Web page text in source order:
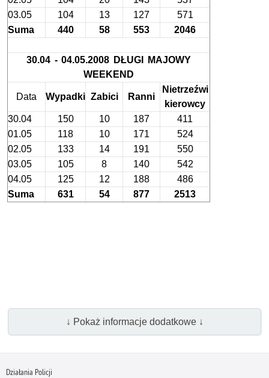
03.05
104 13 127
571
Suma
440 58 553 2046
30.04 - 04.05.2008 DŁUGI MAJOWY
WEEKEND
Data Wypadki Zabici Ranni
Nietrzeźwi
kierowcy
30.04
150 10 187
411
01.05
118 10 171
524
02.05
133 14 191
550
03.05
105 8 140
542
04.05
125 12 188
486
Suma
631 54 877 2513
↓ Pokaż informacje dodatkowe ↓
Działania Policji